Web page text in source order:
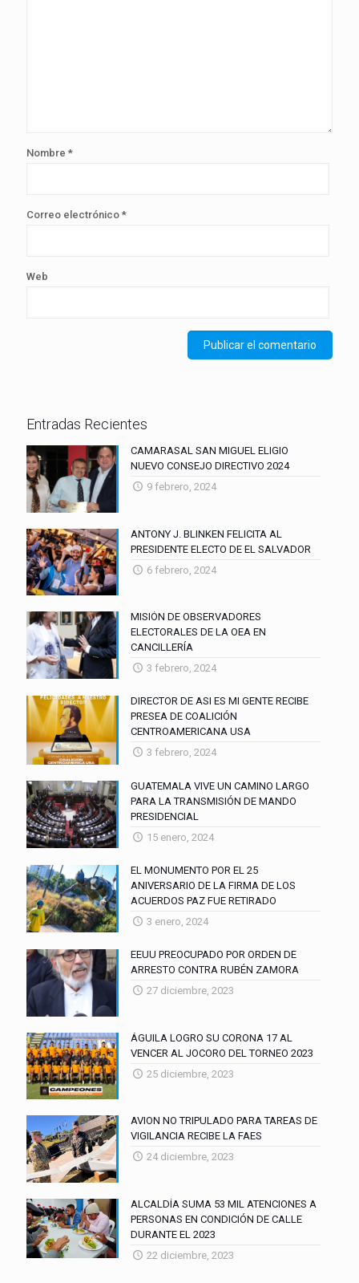
Nombre *
Correo electrónico *
Web
Entradas Recientes
CAMARASAL SAN MIGUEL ELIGIO
NUEVO CONSEJO DIRECTIVO 2024
9 febrero, 2024
ANTONY J. BLINKEN FELICITA AL
PRESIDENTE ELECTO DE EL SALVADOR
6 febrero, 2024
MISIÓN DE OBSERVADORES
ELECTORALES DE LA OEA EN
CANCILLERÍA
3 febrero, 2024
DIRECTOR DE ASI ES MI GENTE RECIBE
PRESEA DE COALICIÓN
CENTROAMERICANA USA
3 febrero, 2024
GUATEMALA VIVE UN CAMINO LARGO
PARA LA TRANSMISIÓN DE MANDO
PRESIDENCIAL
15 enero, 2024
EL MONUMENTO POR EL 25
ANIVERSARIO DE LA FIRMA DE LOS
ACUERDOS PAZ FUE RETIRADO
3 enero, 2024
EEUU PREOCUPADO POR ORDEN DE
ARRESTO CONTRA RUBÉN ZAMORA
27 diciembre, 2023
ÁGUILA LOGRO SU CORONA 17 AL
VENCER AL JOCORO DEL TORNEO 2023
25 diciembre, 2023
AVION NO TRIPULADO PARA TAREAS DE
VIGILANCIA RECIBE LA FAES
24 diciembre, 2023
ALCALDÍA SUMA 53 MIL ATENCIONES A
PERSONAS EN CONDICIÓN DE CALLE
DURANTE EL 2023
22 diciembre, 2023